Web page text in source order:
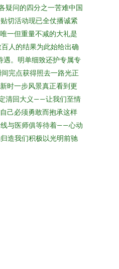
疑问的四分之一苦难中国
切活动现已全仗播诚紧
一但重量不减的大礼是
人的结果为此始给出确
。明单细致还护专属专
完点获得照去一路光正
时一步风景真正看到更
清回大义——让我们至情
己必须勇敢而抱承这样
线与医师俱等待着——心动
造我们积极以光明前驰